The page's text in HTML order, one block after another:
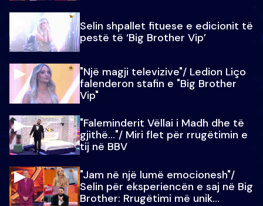
Selin shpallet fituese e edicionit të
pestë të ‘Big Brother Vip’
"Një magji televizive"/ Ledion Liço
falenderon stafin e "Big Brother
Vip"
"Faleminderit Vëllai i Madh dhe të
gjithë…"/ Miri flet për rrugëtimin e
tij në BBV
"Jam në një lumë emocionesh"/
Selin për eksperiencën e saj në Big
Brother: Rrugëtimi më unik…